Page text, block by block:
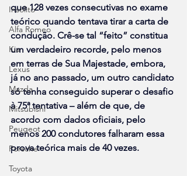
Insólito
Alfa Romeo
Kia
Lexus
Mazda
Mitsubishi
Peugeot
Porsche
Toyota
que 128 vezes consecutivas no exame
teórico quando tentava tirar a carta de
condução. Crê-se tal “feito” constitua
um verdadeiro recorde, pelo menos
em terras de Sua Majestade, embora,
já no ano passado, um outro candidato
só tenha conseguido superar o desafio
à 75ª tentativa – além de que, de
acordo com dados oficiais, pelo
menos 200 condutores falharam essa
prova teórica mais de 40 vezes.